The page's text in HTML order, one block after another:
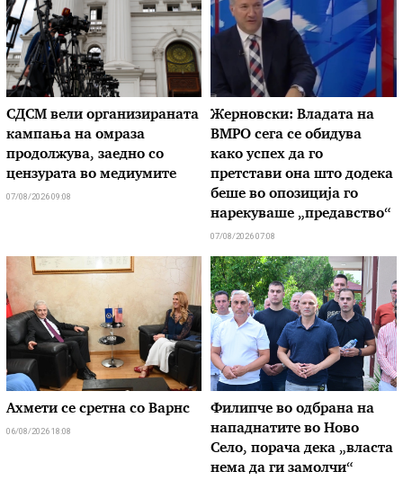
СДСМ вели организираната
кампања на омраза
продолжува, заедно со
цензурата во медиумите
07/08/2026 09:08
Жерновски: Владата на
ВМРО сега се обидува
како успех да го
претстави она што додека
беше во опозиција го
нарекуваше „предавство“
07/08/2026 07:08
Ахмети се сретна со Варнс
06/08/2026 18:08
Филипче во одбрана на
нападнатите во Ново
Село, порача дека „власта
нема да ги замолчи“